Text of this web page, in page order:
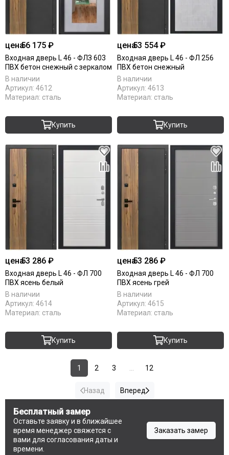
цена56 175 ₽
Входная дверь L 46 - ФЛЗ 603
ПВХ бетон снежный с зеркалом
В наличии
Артикул: 4612
Материал: сталь
Купить
цена53 554 ₽
Входная дверь L 46 - ФЛ 256
ПВХ бетон снежный
В наличии
Артикул: 4613
Материал: сталь
Купить
цена53 286 ₽
Входная дверь L 46 - ФЛ 700
ПВХ ясень белый
В наличии
Артикул: 4614
Материал: сталь
Купить
цена53 286 ₽
Входная дверь L 46 - ФЛ 700
ПВХ ясень грей
В наличии
Артикул: 4615
Материал: сталь
Купить
Назад
1 2 3 12
Вперед
Бесплатный замер
Оставьте заявку и в ближайшее
время менеджер свяжется с
вами для согласования даты и
времени.
Заказать замер